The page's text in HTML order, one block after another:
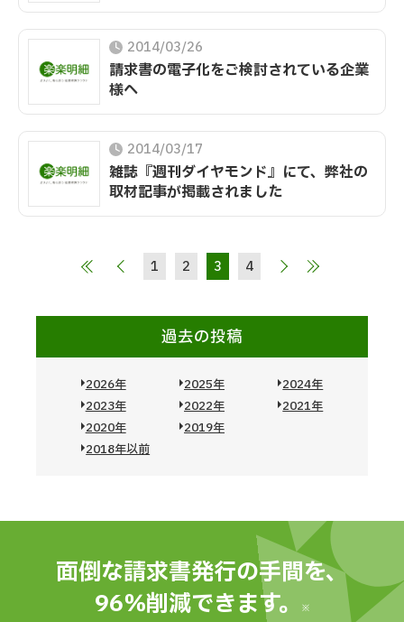
2014/03/26
請求書の電子化をご検討されている企業
様へ
2014/03/17
雑誌『週刊ダイヤモンド』にて、弊社の
取材記事が掲載されました
1 2 3 4
過去の投稿
2026年 2025年
2024年
2023年
2022年
2021年
2020年
2019年
2018年以前
面倒な請求書発行の手間を、
96％削減できます。
※